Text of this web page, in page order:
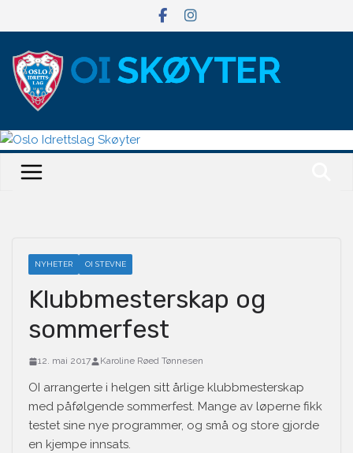
NYHETER OI STEVNE
Klubbmesterskap og
sommerfest
12. mai 2017 Karoline Røed Tønnesen
OI arrangerte i helgen sitt årlige klubbmesterskap
med påfølgende sommerfest. Mange av løperne fikk
testet sine nye programmer, og små og store gjorde
en kjempe innsats.